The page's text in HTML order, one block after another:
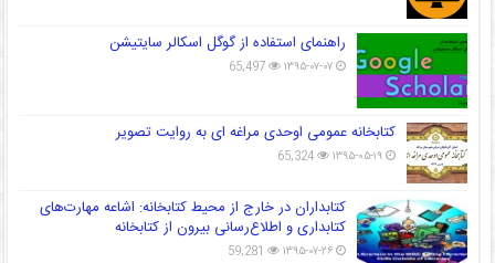
راهنمای استفاده از گوگل اسکالر سایتیشن
۱۳۹۵-۰۷-۰۷ 65,497
کتابخانه عمومی اوحدی مراغه ای به روایت تصویر
۱۳۹۵-۰۵-۱۹ 65,324
کتابداران در خارج از محیط کتابخانه: اشاعه مهارت‌های
کتابداری و اطلاع‌رسانی بیرون از کتابخانه
۱۳۹۵-۰۷-۲۶ 59,281